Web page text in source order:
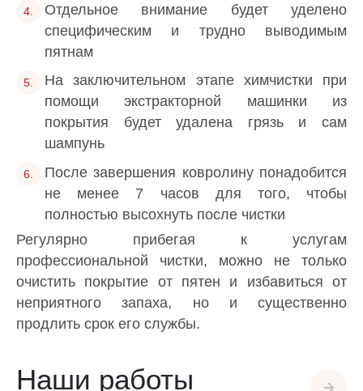
Отдельное внимание будет уделено
специфическим и трудно выводимым
пятнам
На заключительном этапе химчистки при
помощи экстракторной машинки из
покрытия будет удалена грязь и сам
шампунь
После завершения ковролину понадобится
не менее 7 часов для того, чтобы
полностью высохнуть после чистки
Регулярно прибегая к услугам
профессиональной чистки, можно не только
очистить покрытие от пятен и избавиться от
неприятного запаха, но и существенно
продлить срок его службы.
Наши работы